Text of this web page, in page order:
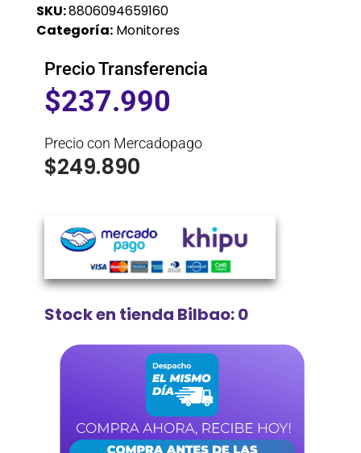
SKU:8806094659160
Categoría: Monitores
Precio Transferencia
$237.990
Precio con Mercadopago
$249.890
Stock en tienda Bilbao: 0